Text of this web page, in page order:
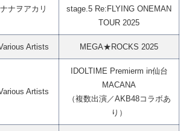
ナナヲアカリ
stage.5 Re:FLYING ONEMAN
TOUR 2025
Artists MEGA★ROCKS 2025
Artists
IDOLTIME Premierm in仙台
MACANA
（複数出演／AKB48コラボあ
り）